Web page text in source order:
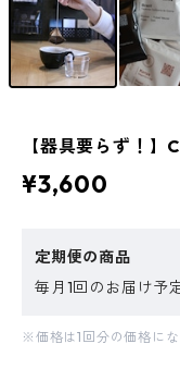
【器具要らず！
¥3,600
定期便の商品
毎月1回のお届け予
※価格は1回分の価格にな